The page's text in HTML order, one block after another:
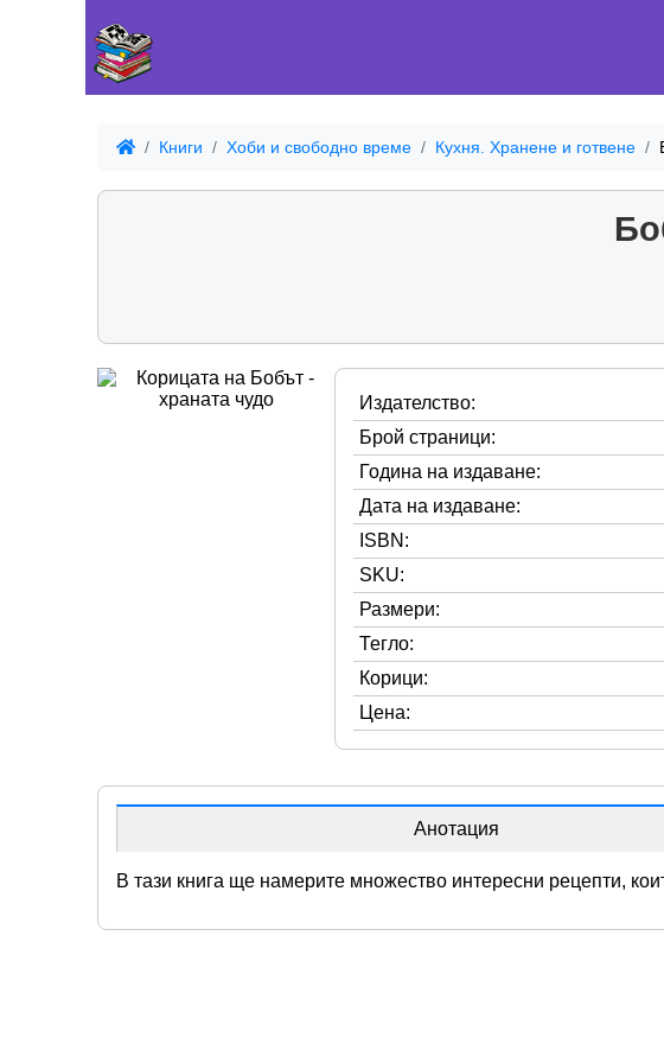
Книги Хоби и свободно време Кухня. Хранене и готвене
Издателство:
Брой страници:
Година на издаване:
Дата на издаване:
ISBN:
SKU:
Размери:
Тегло:
Корици:
Цена:
Анотация
В тази книга ще намерите множество интересни рецепти,